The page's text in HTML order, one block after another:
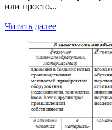
или просто...
Читать далееRead
about
Кредиты
для
малого
бизнеса
и
ипотека